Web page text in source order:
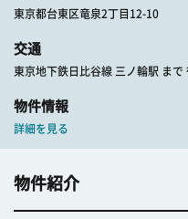
東京都台東区竜泉2丁目12-10
交通
東京地下鉄日比谷線 三ノ輪駅 まで
物件情報
詳細を見る
物件紹介